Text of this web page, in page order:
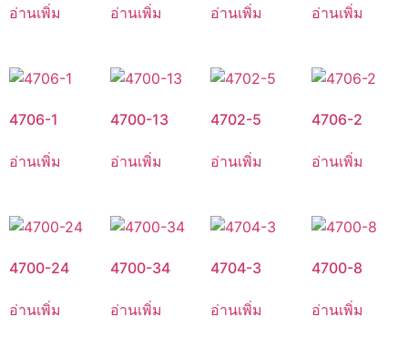
อ่านเพิ่ม อ่านเพิ่ม อ่านเพิ่ม อ่านเพิ่ม
4706-1
อ่านเพิ่ม
4700-13
อ่านเพิ่ม
4702-5
อ่านเพิ่ม
4706-2
อ่านเพิ่ม
4700-24
อ่านเพิ่ม
4700-34
อ่านเพิ่ม
4704-3
อ่านเพิ่ม
4700-8
อ่านเพิ่ม